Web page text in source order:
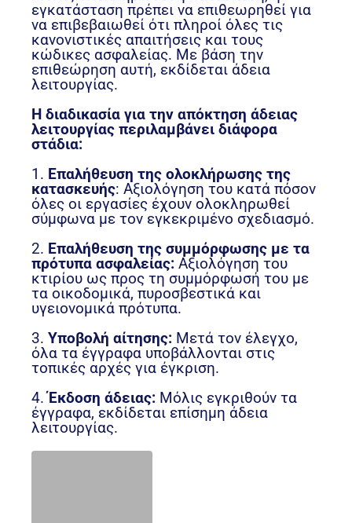
εγκατάσταση πρέπει να επιθεωρηθεί για
να επιβεβαιωθεί ότι πληροί όλες τις
κανονιστικές απαιτήσεις και τους
κώδικες ασφαλείας. Με βάση την
επιθεώρηση αυτή, εκδίδεται άδεια
λειτουργίας.
Η διαδικασία για την απόκτηση άδειας
λειτουργίας περιλαμβάνει διάφορα
στάδια:
1. Επαλήθευση της ολοκλήρωσης της
κατασκευής: Αξιολόγηση του κατά πόσον
όλες οι εργασίες έχουν ολοκληρωθεί
σύμφωνα με τον εγκεκριμένο σχεδιασμό.
2. Επαλήθευση της συμμόρφωσης με τα
πρότυπα ασφαλείας: Αξιολόγηση του
κτιρίου ως προς τη συμμόρφωσή του με
τα οικοδομικά, πυροσβεστικά και
υγειονομικά πρότυπα.
3. Υποβολή αίτησης: Μετά τον έλεγχο,
όλα τα έγγραφα υποβάλλονται στις
τοπικές αρχές για έγκριση.
4.Έκδοση άδειας: Μόλις εγκριθούν τα
έγγραφα, εκδίδεται επίσημη άδεια
λειτουργίας.